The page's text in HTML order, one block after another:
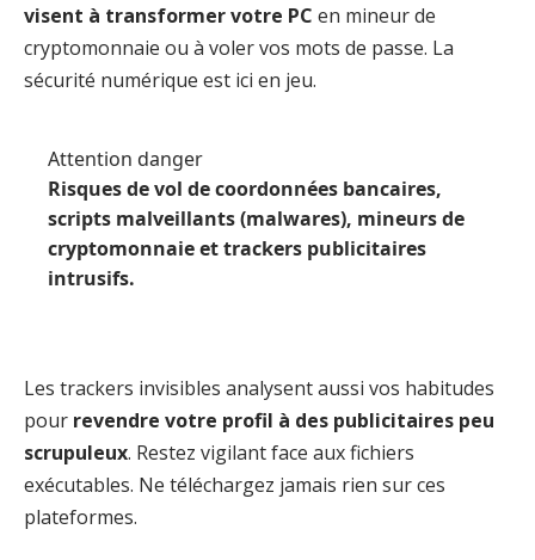
visent à transformer votre PC en mineur de
cryptomonnaie ou à voler vos mots de passe. La
sécurité numérique est ici en jeu.
Attention danger
Risques de vol de coordonnées bancaires,
scripts malveillants (malwares), mineurs de
cryptomonnaie et trackers publicitaires
intrusifs.
Les trackers invisibles analysent aussi vos habitudes
pour revendre votre profil à des publicitaires peu
scrupuleux. Restez vigilant face aux fichiers
exécutables. Ne téléchargez jamais rien sur ces
plateformes.